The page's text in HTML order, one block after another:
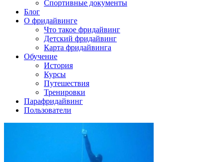
Спортивные документы
Блог
О фридайвинге
Что такое фридайвинг
Детский фридайвинг
Карта фридайвинга
Обучение
История
Курсы
Путешествия
Тренировки
Парафридайвинг
Пользователи